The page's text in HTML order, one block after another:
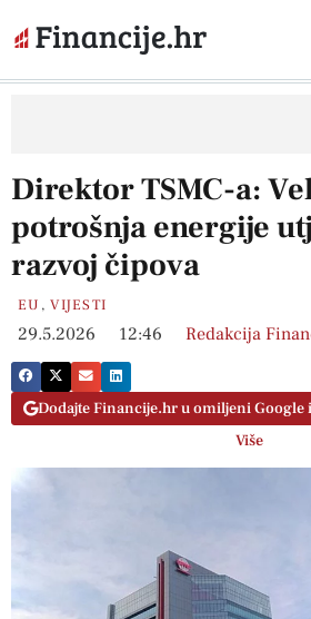
Direktor TSMC-a:
potrošnja energije
razvoj čipova
EU ,VIJESTI
29.5.2026 12:46 Redakcija
Dodajte Financije.hr u omiljeni Google
Više